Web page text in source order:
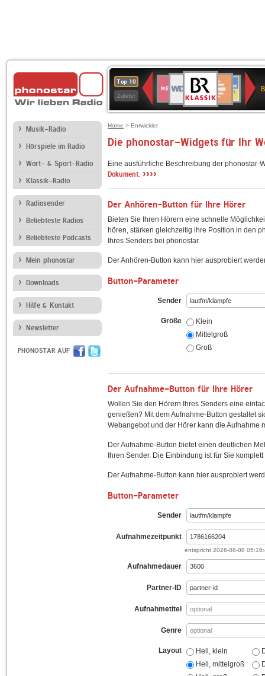
Top 10
Zuletzt
Deutschlandfunk
80er
90er
OLDIE
ANTENNE
4
BR-
KLASSIK
Deutschlandfunk
Kultur
ANTENNE
BAYERN
SWR
Kultur
NDR
2
Musik-Radio
Hörspiele im Radio
Wort- & Sport-Radio
Klassik-Radio
Radiosender
Beliebteste Radios
Beliebteste Podcasts
Mein phonostar
Downloads
Hilfe & Kontakt
Newsletter
PHONOSTAR AUF
Home > Entwickler
Die phonostar-Widgets für Ihr
Eine ausführliche Beschreibung der
Dokument. ››››
Der Anhören-Button für Ihre Hörer
Bieten Sie Ihren Hörern eine schnelle
hören, stärken gleichzeitig ihre Position in den
Ihres Senders bei phonostar.
Der Anhören-Button kann hier ausprobiert
Button-Parameter
Sender
Größe
Klein
Mittelgroß
Groß
Der Aufnahme-Button für Ihre Hörer
Wollen Sie den Hörern Ihres Senders eine
genießen? Mit dem Aufnahme-Button gestaltet
Webangebot und der Hörer kann die Aufnahme
Der Aufnahme-Button bietet einen deutlichen
Ihren Sender. Die Einbindung ist für Sie
Der Aufnahme-Button kann hier ausprobiert
Button-Parameter
Sender
Aufnahmezeitpunkt
entspricht 2026-08-08
Aufnahmedauer
Partner-ID
Aufnahmetitel
Genre
Layout
Hell, klein
Hell, mittelgroß